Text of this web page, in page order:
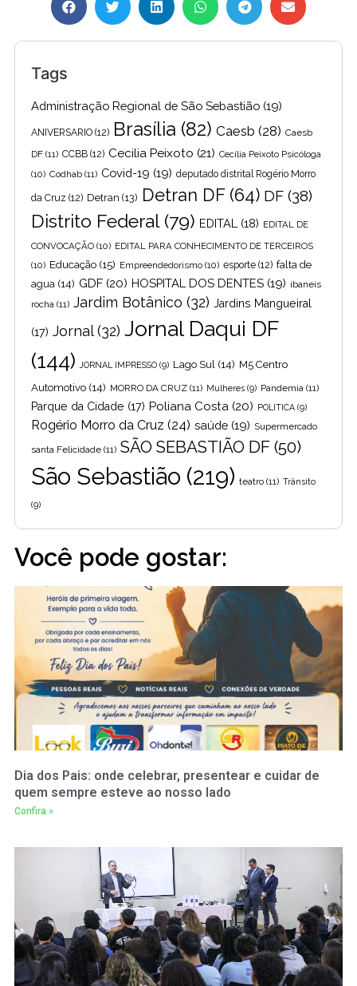
Tags
Administração Regional de São Sebastião (19)
ANIVERSARIO (12) Brasília (82) Caesb (28) Caesb
DF (11) CCBB (12) Cecilia Peixoto (21) Cecília Peixoto Psicóloga
(10) Codhab (11) Covid-19 (19) deputado distrital Rogério Morro
da Cruz (12) Detran (13) Detran DF(64) DF (38)
Distrito Federal(79) EDITAL (18) EDITAL DE
CONVOCAÇÃO (10) EDITAL PARA CONHECIMENTO DE TERCEIROS
(10) Educação (15) Empreendedorismo (10) esporte (12) falta de
agua (14) GDF (20) HOSPITAL DOS DENTES (19) ibaneis
rocha (11) Jardim Botânico (32) Jardins Mangueiral
(17) Jornal(32) Jornal Daqui DF
(144)
JORNAL IMPRESSO (9) Lago Sul (14) M5 Centro
Automotivo (14) MORRO DA CRUZ (11) Mulheres (9) Pandemia (11)
Parque da Cidade (17) Poliana Costa (20) POLITICA (9)
Rogério Morro da Cruz (24) saúde (19) Supermercado
santa Felicidade (11) SÃO SEBASTIÃO DF (50)
São Sebastião (219) teatro (11) Trânsito
(9)
Você pode gostar:
Dia dos Pais: onde celebrar, presentear e cuidar de
quem sempre esteve ao nosso lado
Confira »